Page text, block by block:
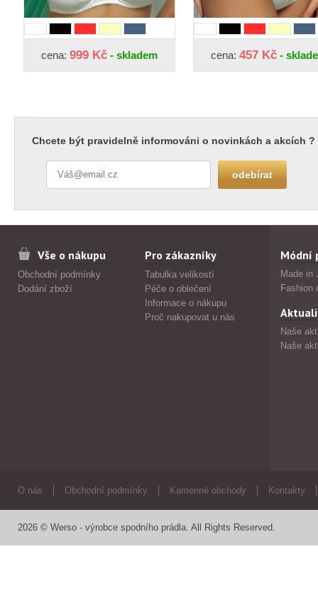
cena: 999 Kč - skladem cena: 457 Kč -
Chcete být pravidelně informováni o novinkách a akcích ?
Vše o nákupu
Obchodní podmínky
Dodání zboží
Pro zákazníky
Tabulka velikostí
Péče o oblečení
Informace o nákupu
Proč nakupovat u nás
Módní
Made in
Fashion
Naše
Naše
O nás Obchodní podmínky Kamenné obchody Kontakty
2026 © Werso - výrobce spodního prádla. All Rights Reserved.